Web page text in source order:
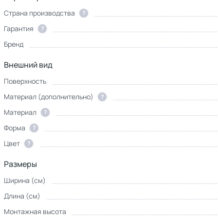
Страна производства ?
Гарантия ?
Бренд
Внешний вид
Поверхность
Материал (дополнительно)
?
Материал ?
Форма ?
Цвет ?
Размеры
Ширина (см)
Длина (см)
Монтажная высота